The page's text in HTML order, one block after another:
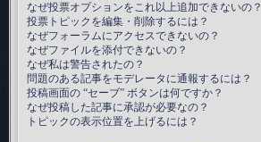
なぜ投票オプションをこれ以上追加できないの？
投票トピックを編集・削除するには？
なぜフォーラムにアクセスできないの？
なぜファイルを添付できないの？
なぜ私は警告されたの？
問題のある記事をモデレータに通報するには？
投稿画面の “セーブ” ボタンは何ですか？
なぜ投稿した記事に承認が必要なの？
トピックの表示位置を上げるには？